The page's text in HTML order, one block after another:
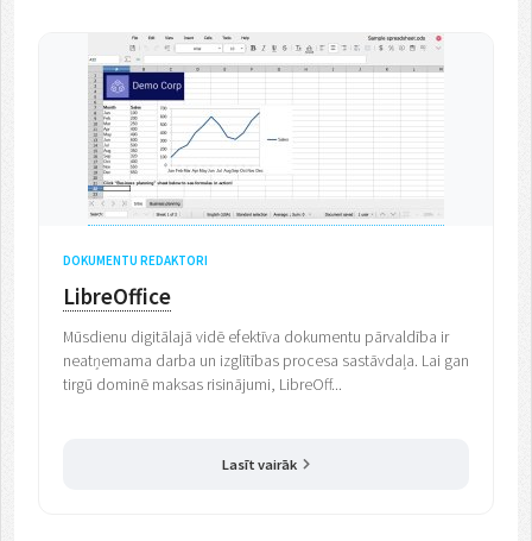
DOKUMENTU REDAKTORI
LibreOffice
Mūsdienu digitālajā vidē efektīva dokumentu pārvaldība ir
neatņemama darba un izglītības procesa sastāvdaļa. Lai gan
tirgū dominē maksas risinājumi, LibreOff...
Lasīt vairāk